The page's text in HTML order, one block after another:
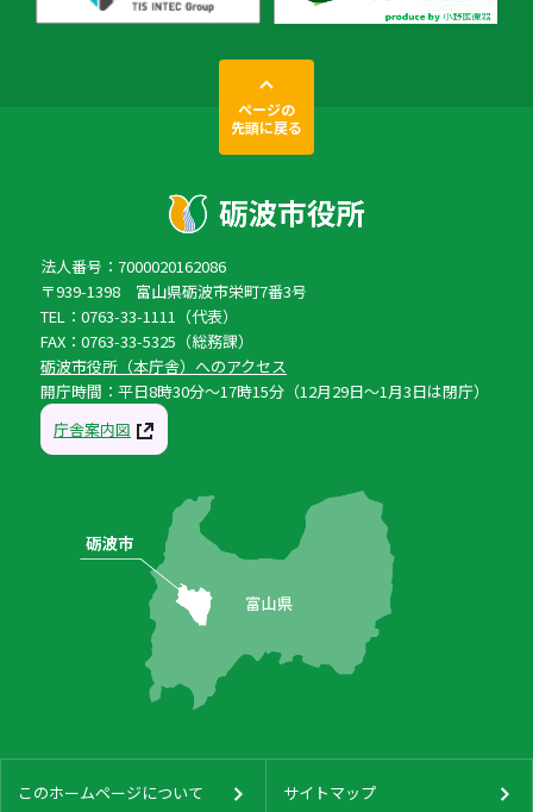
ページの
先頭に戻る
法人番号：7000020162086
〒939-1398 富山県砺波市栄町7番3号
TEL：0763-33-1111（代表）
FAX：0763-33-5325（総務課）
砺波市役所（本庁舎）へのアクセス
開庁時間：平日8時30分〜17時15分（12月29日〜1月3日は閉庁）
庁舎案内図
このホームページについて サイトマップ